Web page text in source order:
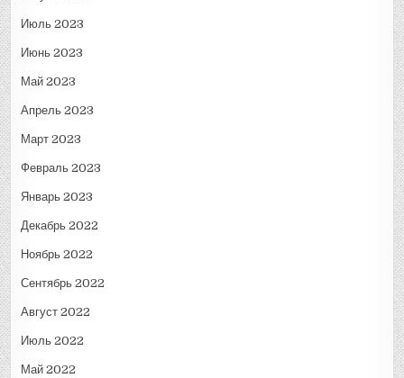
Июль 2023
Июнь 2023
Май 2023
Апрель 2023
Март 2023
Февраль 2023
Январь 2023
Декабрь 2022
Ноябрь 2022
Сентябрь 2022
Август 2022
Июль 2022
Май 2022